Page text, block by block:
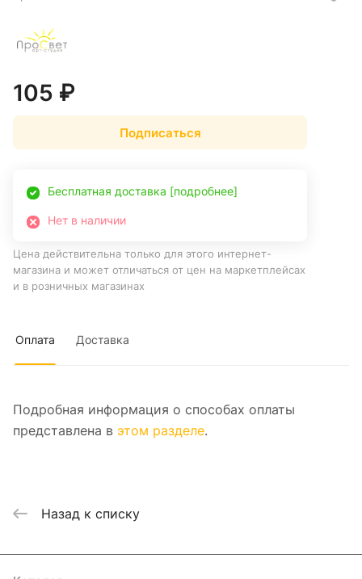
105 ₽
Подписаться
Бесплатная доставка [подробнее]
Нет в наличии
Цена действительна только для этого интернет-
магазина и может отличаться от цен на маркетплейсах
и в розничных магазинах
Оплата Доставка
Подробная информация о способах оплаты
представлена в этом разделе.
Назад к списку